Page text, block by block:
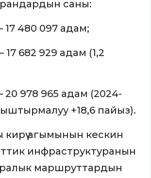
саны:
17 480 097 адам;
682 929 адам (1,2
20 978 965 адам (2024-
+18,6 пайыз).
агымынын кескин
инфраструктуранын
аралык маршруттардын